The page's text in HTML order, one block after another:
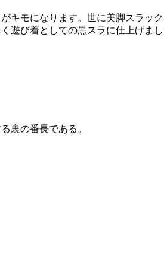
モになります。世に美脚スラッ
遊び着としての黒スラに仕上げまし
裏の番長である。